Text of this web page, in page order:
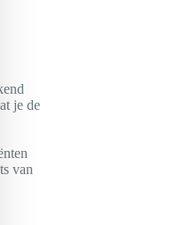
je de
van